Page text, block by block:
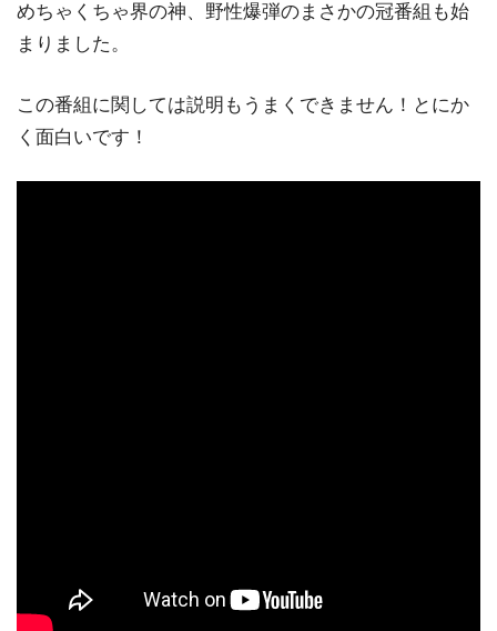
めちゃくちゃ界の神、野性爆弾のまさかの冠番組も始
まりました。
この番組に関しては説明もうまくできません！とにか
く面白いです！